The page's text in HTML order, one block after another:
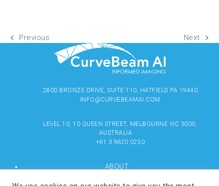
Previous Next
2800 BRONZE DRIVE, SUITE 110, HATFIELD PA 19440
INFO@CURVEBEAMAI.COM
LEVEL 10, 10 QUEEN STREET, MELBOURNE VIC 3000,
AUSTRALIA
+61 3 9620 0250
ABOUT
RESOURCES